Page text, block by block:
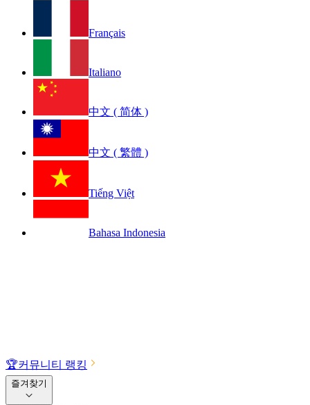
Français
Italiano
中文 ( 简体 )
中文 ( 繁體 )
Tiếng Việt
Bahasa Indonesia
🏆커뮤니티 랭킹
즐겨찾기